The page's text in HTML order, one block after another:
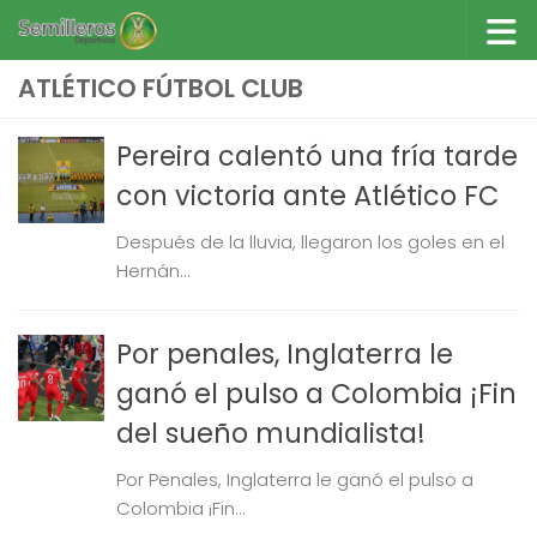
Saltar al contenido
ATLÉTICO FÚTBOL CLUB
Pereira calentó una fría tarde
con victoria ante Atlético FC
Después de la lluvia, llegaron los goles en el
Hernán...
Por penales, Inglaterra le
ganó el pulso a Colombia ¡Fin
del sueño mundialista!
Por Penales, Inglaterra le ganó el pulso a
Colombia ¡Fin...